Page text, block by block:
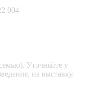
004
Уточняйте у
на выставку.